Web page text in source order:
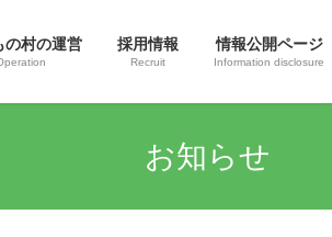
の村の運営 採用情報
Recruit
情報公開ページ
Information disclosure
お知らせ